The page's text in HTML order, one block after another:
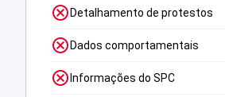
Detalhamento de protestos
Dados comportamentais
Informações do SPC